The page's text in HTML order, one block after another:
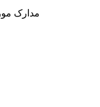
مدارک